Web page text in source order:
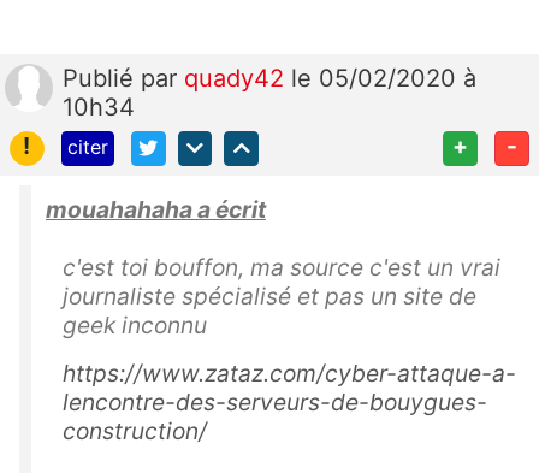
Publié par quady42 le 05/02/2020 à
10h34
!
citer + -
mouahahaha a écrit
c'est toi bouffon, ma source c'est un vrai
journaliste spécialisé et pas un site de
geek inconnu
https://www.zataz.com/cyber-attaque-a-
lencontre-des-serveurs-de-bouygues-
construction/